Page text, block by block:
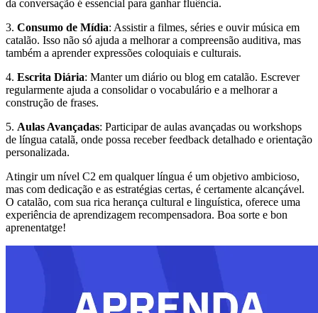
da conversação é essencial para ganhar fluência.
3. Consumo de Mídia: Assistir a filmes, séries e ouvir música em
catalão. Isso não só ajuda a melhorar a compreensão auditiva, mas
também a aprender expressões coloquiais e culturais.
4. Escrita Diária: Manter um diário ou blog em catalão. Escrever
regularmente ajuda a consolidar o vocabulário e a melhorar a
construção de frases.
5. Aulas Avançadas: Participar de aulas avançadas ou workshops
de língua catalã, onde possa receber feedback detalhado e orientação
personalizada.
Atingir um nível C2 em qualquer língua é um objetivo ambicioso,
mas com dedicação e as estratégias certas, é certamente alcançável.
O catalão, com sua rica herança cultural e linguística, oferece uma
experiência de aprendizagem recompensadora. Boa sorte e bon
aprenentatge!